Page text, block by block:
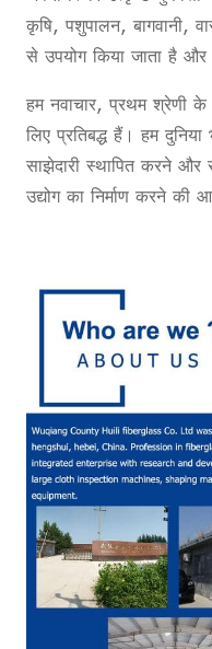
कृषि, पशुपालन, बागवानी,
से उपयोग किया जाता है और
हम नवाचार, प्रथम श्रेणी
लिए प्रतिबद्ध हैं। हम
साझेदारी स्थापित करने
उद्योग का निर्माण करने की